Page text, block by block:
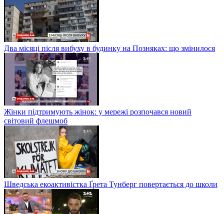
Два місяці після вибуху в будинку на Позняках: що змінилося
Жінки підтримують жінок: у мережі розпочався новий
світовий флешмоб
Шведська екоактивістка Ґрета Тунберг повертається до школи